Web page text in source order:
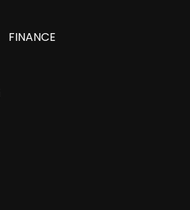
FINANCE